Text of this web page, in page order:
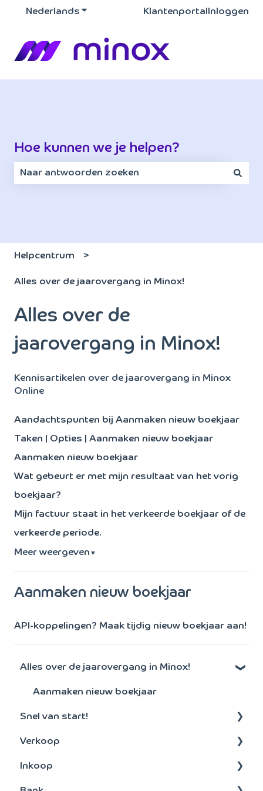
Nederlands Submenu tonen voor vertalingen
Klantenportal Inloggen
Hoe kunnen we je helpen?
Helpcentrum
Alles over de jaarovergang in Minox!
Alles over de
jaarovergang in Minox!
Kennisartikelen over de jaarovergang in Minox
Online
Aandachtspunten bij Aanmaken nieuw boekjaar
Taken | Opties | Aanmaken nieuw boekjaar
Aanmaken nieuw boekjaar
Wat gebeurt er met mijn resultaat van het vorig
boekjaar?
Mijn factuur staat in het verkeerde boekjaar of de
verkeerde periode.
Meer weergeven ▼
Aanmaken nieuw boekjaar
API-koppelingen? Maak tijdig nieuw boekjaar aan!
Alles over de jaarovergang in Minox!
Aanmaken nieuw boekjaar
Snel van start!
Algemeen
Verkoop
Debiteuren
Inkoop